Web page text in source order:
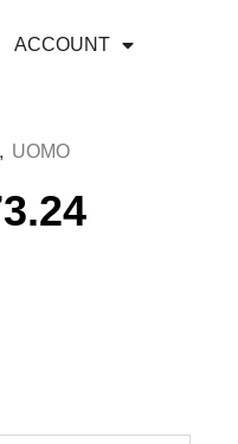
ACCOUNT
, UOMO